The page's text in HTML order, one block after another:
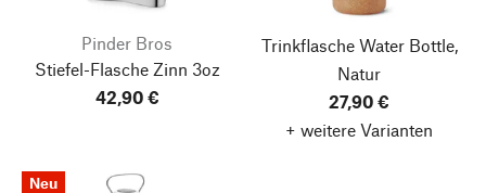
Pinder Bros
Stiefel-Flasche Zinn 3oz
42,90 €
Trinkflasche Water Bottle,
Natur
27,90 €
+ weitere Varianten
Neu